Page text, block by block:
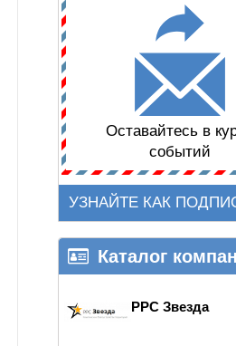
Оставайтесь в
событий
УЗНАЙТЕ КАК
Каталог
РРС Звезда